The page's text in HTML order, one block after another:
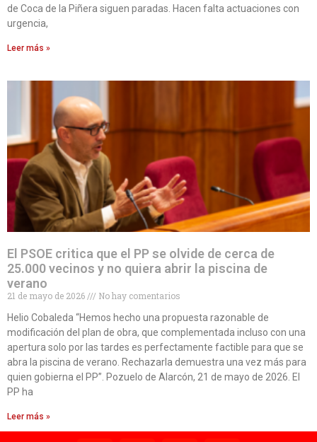
de Coca de la Piñera siguen paradas. Hacen falta actuaciones con
urgencia,
Leer más »
El PSOE critica que el PP se olvide de cerca de
25.000 vecinos y no quiera abrir la piscina de
verano
21 de mayo de 2026
No hay comentarios
Helio Cobaleda “Hemos hecho una propuesta razonable de
modificación del plan de obra, que complementada incluso con una
apertura solo por las tardes es perfectamente factible para que se
abra la piscina de verano. Rechazarla demuestra una vez más para
quien gobierna el PP”. Pozuelo de Alarcón, 21 de mayo de 2026. El
PP ha
Leer más »